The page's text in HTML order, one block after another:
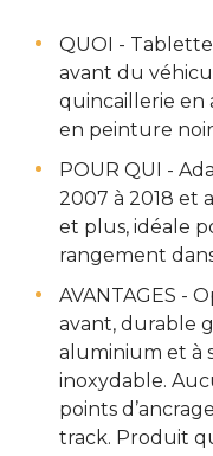
QUOI -
avant du
quincaillerie en
en peinture
POUR QUI -
2007 à 2018 et
et plus, idéale
rangement
AVANTAGES -
avant, durable
aluminium et à
inoxydable.
points
track. Produit